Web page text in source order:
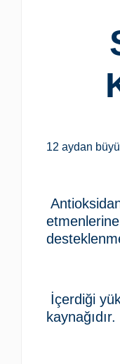
12 aydan
etmenlerine
İçerdiği
kaynağıdır.